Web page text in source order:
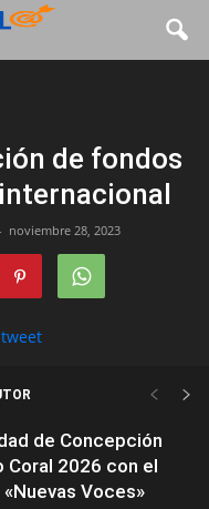
de fondos
noviembre 28, 2023
tweet
de Concepción
Coral 2026 con el
Voces»